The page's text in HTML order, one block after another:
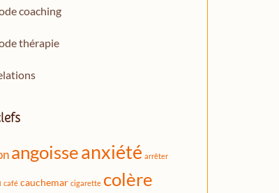
coaching
thérapie
angoisseanxiété arrêter
café cauchemar cigarette colère